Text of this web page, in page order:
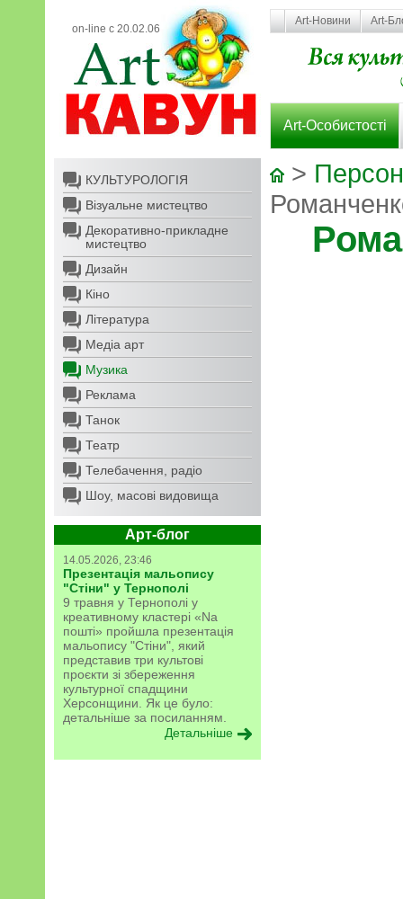
on-line с 20.02.06
Art-Новини Art-
Art-Особистості
КУЛЬТУРОЛОГІЯ
Візуальне мистецтво
Декоративно-прикладне
мистецтво
Дизайн
Кіно
Література
Медіа арт
Музика
Реклама
Танок
Театр
Телебачення, радіо
Шоу, масові видовища
Арт-блог
14.05.2026, 23:46
Презентація мальопису
"Стіни" у Тернополі
9 травня у Тернополі у
креативному кластері «Na
пошті» пройшла презентація
мальопису "Стіни", який
представив три культові
проєкти зі збереження
культурної спадщини
Херсонщини. Як це було:
детальніше за посиланням.
Детальніше
>